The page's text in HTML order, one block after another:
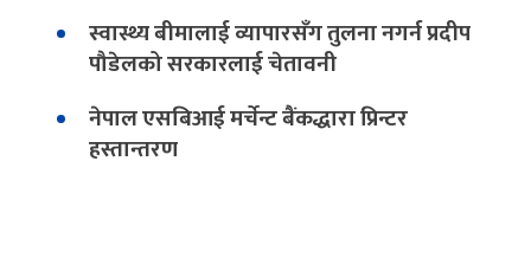
स्वास्थ्य बीमालाई व्यापारसँग तुलना नगर्न प्रदीप
पौडेलको सरकारलाई चेतावनी
नेपाल एसबिआई मर्चेन्ट बैंकद्धारा प्रिन्टर
हस्तान्तरण